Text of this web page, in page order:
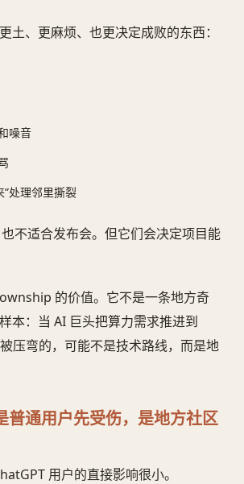
土、更麻烦、也更决定成败的东西：
噪音
”处理邻里撕裂
不适合发布会。但它们会决定项目能
的价值。它不是一条地方奇
本：当 AI 巨头把算力需求推进到
压弯的，可能不是技术路线，而是地
普通用户先受伤，是地方社区
用户的直接影响很小。